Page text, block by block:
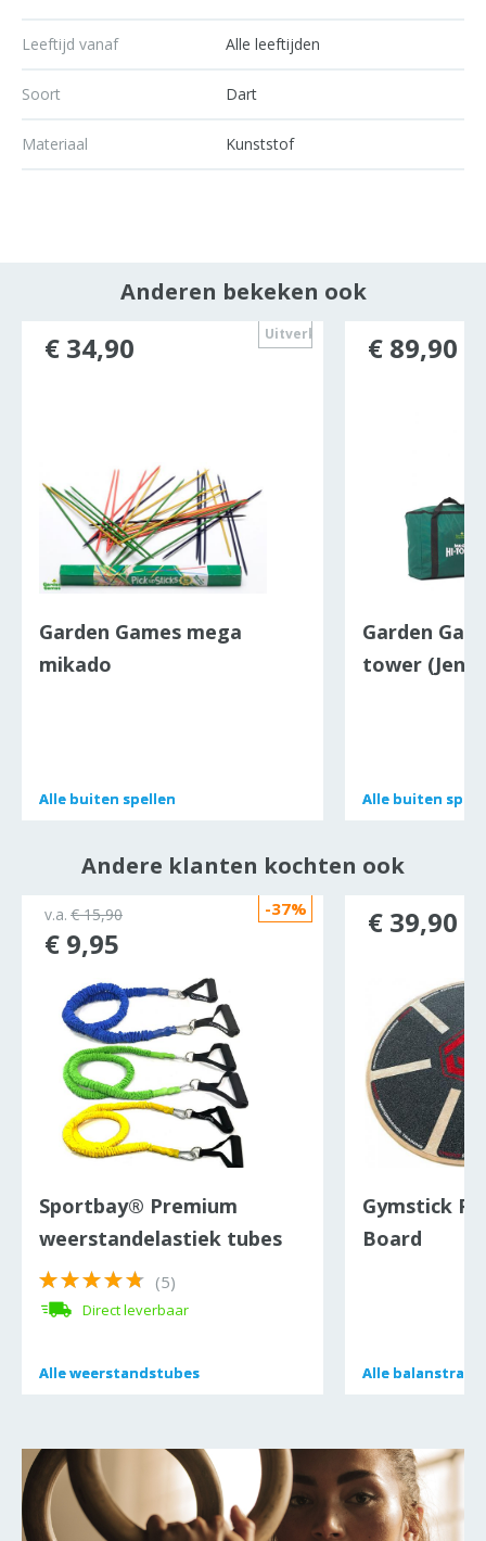
Leeftijd vanaf Alle leeftijden
Soort Dart
Materiaal Kunststof
Anderen bekeken ook
Uitverkocht
Garden Games mega
mikado
Alle buiten spellen
Alle buiten spellen
€ 34,90
Garden
tower
Alle buiten
Alle buiten
€ 89,90
Andere klanten kochten ook
-37%
Sportbay® Premium
weerstandelastiek tubes
(5)
Direct leverbaar
Alleweerstandstubes
Alleweerstandstubes
v.a. € 15,90
€ 9,95
Gymstick
Board
Alle
Alle
€ 39,90